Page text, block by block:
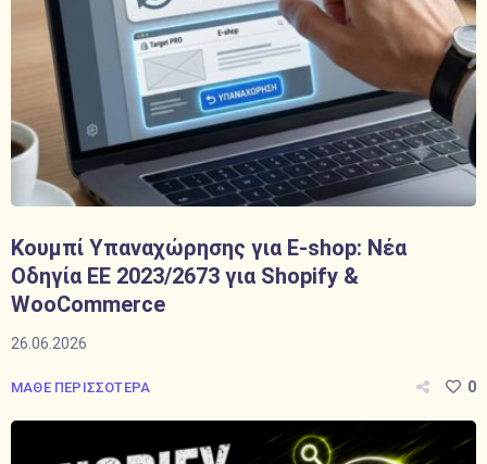
Κουμπί Υπαναχώρησης για E-shop: Νέα
Οδηγία ΕΕ 2023/2673 για Shopify &
WooCommerce
26.06.2026
ΜΑΘΕ ΠΕΡΙΣΣΟΤΕΡΑ 0